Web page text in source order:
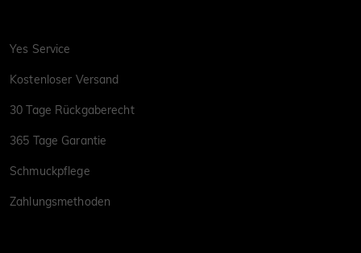
Yes Service
Kostenloser Versand
30 Tage Rückgaberecht
365 Tage Garantie
Schmuckpflege
Zahlungsmethoden